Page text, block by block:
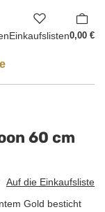
Einkaufslisten0,00 €
60 cm
Auf die Einkaufsliste
Gold besticht